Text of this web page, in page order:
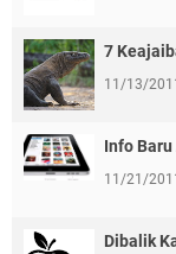
7
11/13/
Info
11/21/
Dibalik